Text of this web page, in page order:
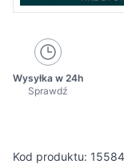
Kod produktu:
Wysyłka w 24h
Sprawdź